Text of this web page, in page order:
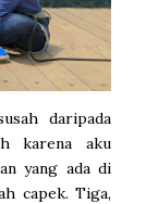
daripada
karena aku
yang ada di
capek. Tiga,